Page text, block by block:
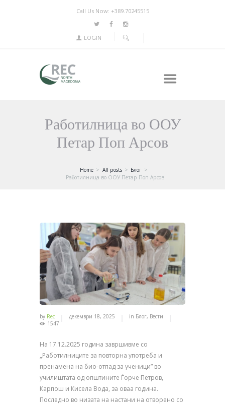
Call Us Now: +389.70245515
LOGIN
Работилница во ООУ
Петар Поп Арсов
Home All posts
Блог
Работилница во ООУ Петар Поп Арсов
by Rec декември 18, 2025 in Блог, Вести
1547
На 17.12.2025 година завршивме со
„Работилниците за повторна употреба и
пренамена на био-отпад за ученици” во
училиштата од општините Ѓорче Петров,
Карпош и Кисела Вода, за оваа година.
Последно во низата на настани на отворено со